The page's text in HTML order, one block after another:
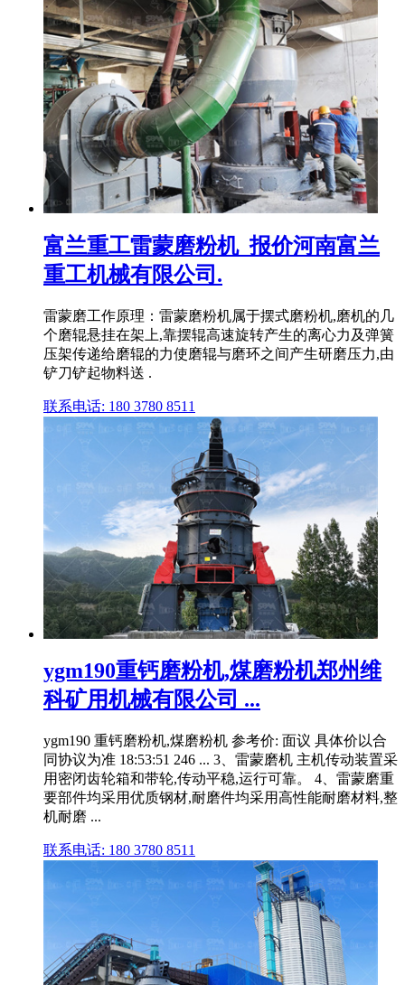
富兰重工雷蒙磨粉机_报价河南富兰
重工机械有限公司.
雷蒙磨工作原理：雷蒙磨粉机属于摆式磨粉机,磨机的几
个磨辊悬挂在架上,靠摆辊高速旋转产生的离心力及弹簧
压架传递给磨辊的力使磨辊与磨环之间产生研磨压力,由
铲刀铲起物料送 .
联系电话: 180 3780 8511
ygm190重钙磨粉机,煤磨粉机郑州维
科矿用机械有限公司 ...
ygm190 重钙磨粉机,煤磨粉机 参考价: 面议 具体价以合
同协议为准 18:53:51 246 ... 3、雷蒙磨机 主机传动装置采
用密闭齿轮箱和带轮,传动平稳,运行可靠。 4、雷蒙磨重
要部件均采用优质钢材,耐磨件均采用高性能耐磨材料,整
机耐磨 ...
联系电话: 180 3780 8511